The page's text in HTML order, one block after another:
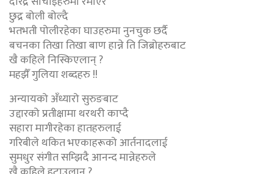
छुद्र बोली बोल्दै
भतभती पोलीरहेका घाउहरुमा नुनचुक छर्दै
बचनका तिखा तिखा बाण हान्ने ति जिब्रोहरुबाट
खै कहिले निस्किएलान् ?
महझैँ गुलिया शब्दहरु !!
अन्यायको अँध्यारो सुरुङबाट
उद्दारको प्रतीक्षामा थरथरी काप्दै
सहारा मागीरहेका हातहरुलाई
गरिबीले थकित भएकाहरूको आर्तनादलाई
सुमधुर संगीत सम्झिदै आनन्द मान्नेहरुले